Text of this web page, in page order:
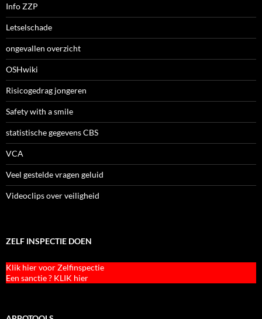
Info ZZP
Letselschade
ongevallen overzicht
OSHwiki
Risicogedrag jongeren
Safety with a smile
statistische gegevens CBS
VCA
Veel gestelde vragen geluid
Videoclips over veiligheid
ZELF INSPECTIE DOEN
Klik hier voor Zelfinspectie
Een sanctie ? KLIK hier